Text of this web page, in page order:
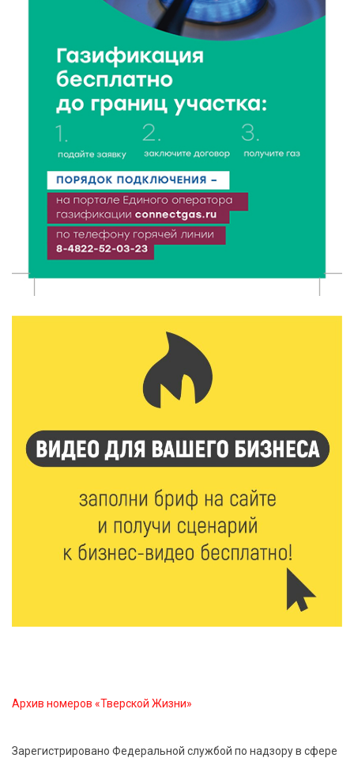
5 Авг 2026 15:56 312
Виталий Королев дал старт новым туристическим
проектам в регионе
В Калининском округе отметят День
физкультурника масштабной Спартакиадой
5 Авг 2026 15:25 187
Около 2300 учащихся школ и колледжей прошли
обучение в УМЦ «Авангард» при ВУЦ ТвГТУ
5 Авг 2026 15:02 275
Россияне полюбили «раскладушки» и «книжки»
самыми популярными у абитуриентов в 2026 году
5 Авг 2026 14:02 903
В Введенской церкви Торжка завершился важный
этап реставрации
передали сборники стихов в зону СВО
«Большой перемены»
5 Авг 2026 13:02 389
Архив номеров «Тверской Жизни»
Зарегистрировано Федеральной службой по надзору в сфере